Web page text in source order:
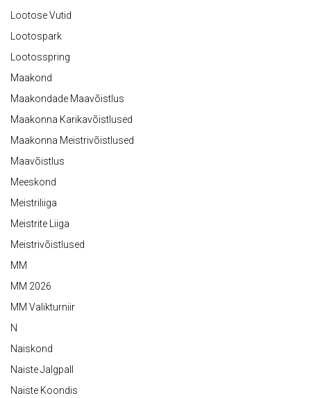
Lootose Vutid
Lootospark
Lootosspring
Maakond
Maakondade Maavõistlus
Maakonna Karikavõistlused
Maakonna Meistrivõistlused
Maavõistlus
Meeskond
Meistriliiga
Meistrite Liiga
Meistrivõistlused
MM
MM 2026
MM Valikturniir
N
Naiskond
Naiste Jalgpall
Naiste Koondis